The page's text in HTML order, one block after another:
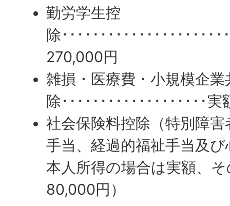
勤労学生控
除･････････････････････
270,000円
雑損・医療費・小規模企業
除･･･････････････････実
社会保険料控除（特別障
手当、経過的福祉手当及
本人所得の場合は実額、
80,000円）